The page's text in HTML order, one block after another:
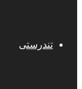
تندرستی